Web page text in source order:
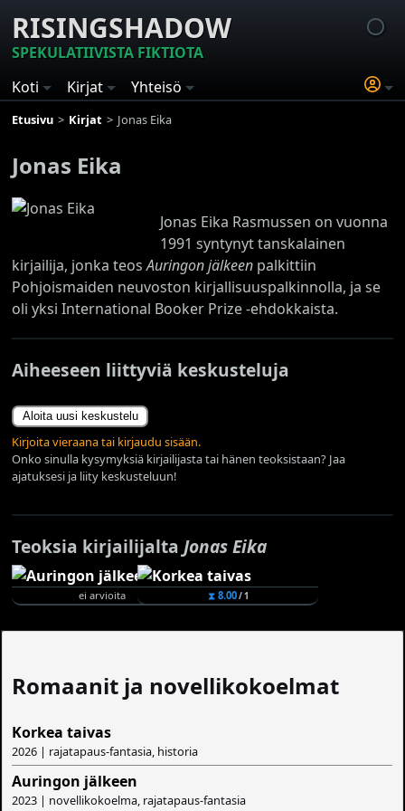
RISINGSHADOW
SPEKULATIIVISTA FIKTIOTA
Koti
Kirjat Yhteisö
Etusivu Kirjat Jonas Eika
Jonas Eika
Jonas Eika Rasmussen on vuonna
1991 syntynyt tanskalainen
kirjailija, jonka teosAuringon jälkeen palkittiin
Pohjoismaiden neuvoston kirjallisuuspalkinnolla, ja se
oli yksi International Booker Prize -ehdokkaista.
Aiheeseen liittyviä keskusteluja
Aloita uusi keskustelu
Kirjoita vieraana tai kirjaudu sisään.
Onko sinulla kysymyksiä kirjailijasta tai hänen teoksistaan? Jaa
ajatuksesi ja liity keskusteluun!
Teoksia kirjailijaltaJonas Eika
ei arvioita ⧗ 8.00/ 1
Romaanit ja novellikokoelmat
Korkea taivas
2026 | rajatapaus-fantasia, historia
Auringon jälkeen
2023 | novellikokoelma, rajatapaus-fantasia